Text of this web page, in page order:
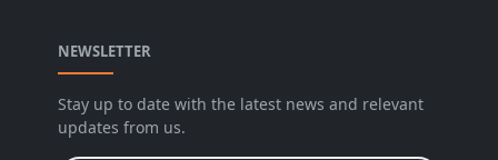
NEWSLETTER
Stay up to date with the latest news and relevant
updates from us.